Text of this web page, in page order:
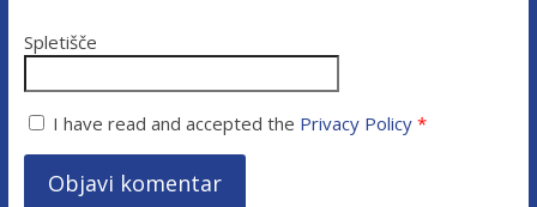
Spletišče
I have read and accepted the Privacy Policy*